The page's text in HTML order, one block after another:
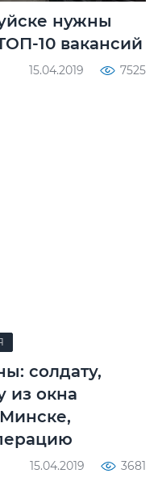
нужны
10 вакансий
15.04.2019 7525
солдату,
из окна
15.04.2019 3681